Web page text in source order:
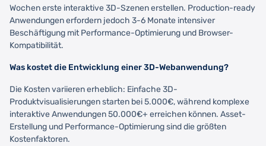
Wochen erste interaktive 3D-Szenen erstellen. Production-ready
Anwendungen erfordern jedoch 3-6 Monate intensiver
Beschäftigung mit Performance-Optimierung und Browser-
Kompatibilität.
Was kostet die Entwicklung einer 3D-Webanwendung?
Die Kosten variieren erheblich: Einfache 3D-
Produktvisualisierungen starten bei 5.000€, während komplexe
interaktive Anwendungen 50.000€+ erreichen können. Asset-
Erstellung und Performance-Optimierung sind die größten
Kostenfaktoren.